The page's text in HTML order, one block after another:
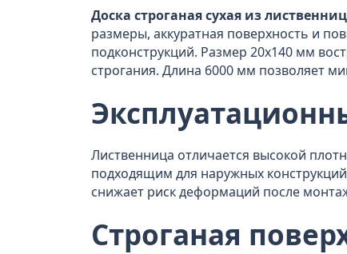
Доска строганая сухая из
размеры, аккуратная поверхность и
подконструкций. Размер 20x140 мм
строгания. Длина 6000 мм позволяет
Лиственница отличается высокой
подходящим для наружных
снижает риск деформаций после
Строганая